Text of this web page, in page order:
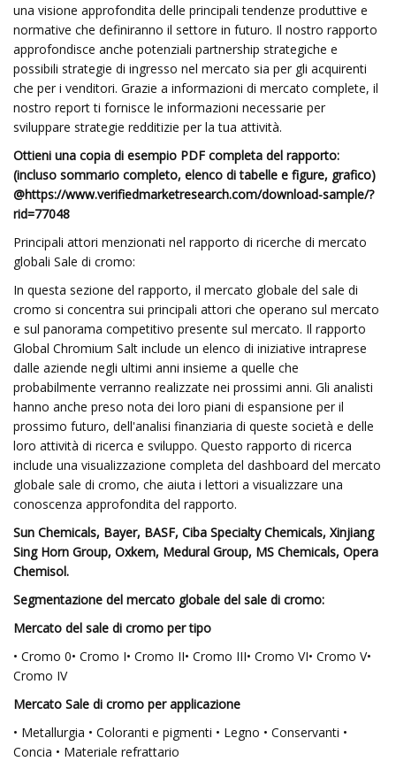
una visione approfondita delle principali tendenze produttive e
normative che definiranno il settore in futuro. Il nostro rapporto
approfondisce anche potenziali partnership strategiche e
possibili strategie di ingresso nel mercato sia per gli acquirenti
che per i venditori. Grazie a informazioni di mercato complete, il
nostro report ti fornisce le informazioni necessarie per
sviluppare strategie redditizie per la tua attività.
Ottieni una copia di esempio PDF completa del rapporto:
(incluso sommario completo, elenco di tabelle e figure, grafico)
@https://www.verifiedmarketresearch.com/download-sample/?
rid=77048
Principali attori menzionati nel rapporto di ricerche di mercato
globali Sale di cromo:
In questa sezione del rapporto, il mercato globale del sale di
cromo si concentra sui principali attori che operano sul mercato
e sul panorama competitivo presente sul mercato. Il rapporto
Global Chromium Salt include un elenco di iniziative intraprese
dalle aziende negli ultimi anni insieme a quelle che
probabilmente verranno realizzate nei prossimi anni. Gli analisti
hanno anche preso nota dei loro piani di espansione per il
prossimo futuro, dell'analisi finanziaria di queste società e delle
loro attività di ricerca e sviluppo. Questo rapporto di ricerca
include una visualizzazione completa del dashboard del mercato
globale sale di cromo, che aiuta i lettori a visualizzare una
conoscenza approfondita del rapporto.
Sun Chemicals, Bayer, BASF, Ciba Specialty Chemicals, Xinjiang
Sing Horn Group, Oxkem, Medural Group, MS Chemicals, Opera
Chemisol.
Segmentazione del mercato globale del sale di cromo:
Mercato del sale di cromo per tipo
• Cromo 0• Cromo I• Cromo II• Cromo III• Cromo VI• Cromo V•
Cromo IV
Mercato Sale di cromo per applicazione
• Metallurgia • Coloranti e pigmenti • Legno • Conservanti •
Concia • Materiale refrattario